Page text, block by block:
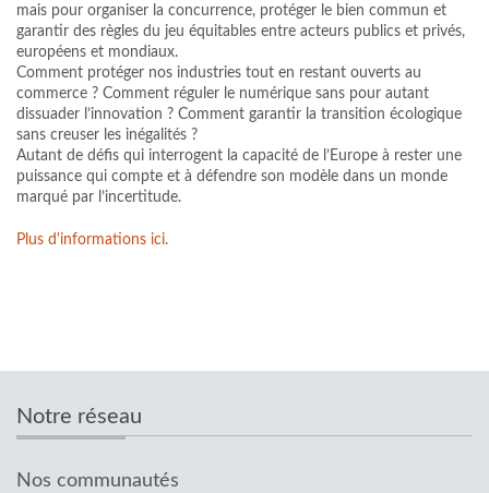
mais pour organiser la concurrence, protéger le bien commun et
garantir des règles du jeu équitables entre acteurs publics et privés,
européens et mondiaux.
Comment protéger nos industries tout en restant ouverts au
commerce ? Comment réguler le numérique sans pour autant
dissuader l’innovation ? Comment garantir la transition écologique
sans creuser les inégalités ?
Autant de défis qui interrogent la capacité de l’Europe à rester une
puissance qui compte et à défendre son modèle dans un monde
marqué par l’incertitude.
Plus d'informations ici.
Notre réseau
Nos communautés